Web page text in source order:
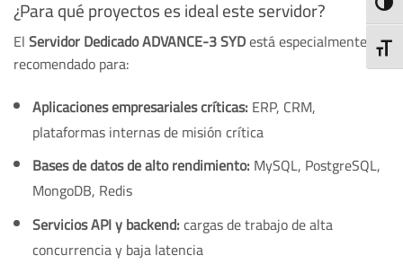
¿Para qué proyectos es ideal este servidor?
ElServidor Dedicado ADVANCE-3 SYDestá especialmente
recomendado para:
Aplicaciones empresariales críticas: ERP, CRM,
plataformas internas de misión crítica
Bases de datos de alto rendimiento: MySQL, PostgreSQL,
MongoDB, Redis
Servicios API y backend:cargas de trabajo de alta
concurrencia y baja latencia